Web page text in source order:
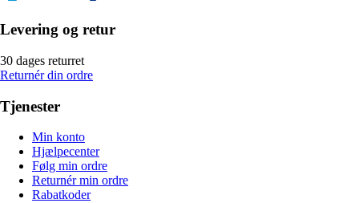
Levering og retur
30 dages returret
Returnér din ordre
Tjenester
Min konto
Hjælpecenter
Følg min ordre
Returnér min ordre
Rabatkoder